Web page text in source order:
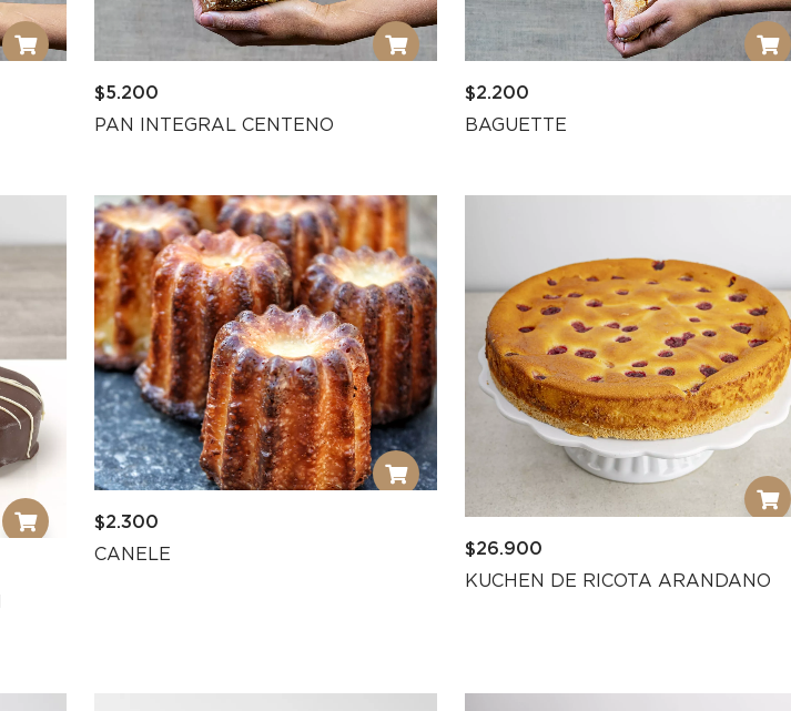
$5.200
PAN INTEGRAL CENTENO
$2.200
BAGUETTE
$2.300
CANELE
$26.900
KUCHEN DE RICOTA ARANDANO